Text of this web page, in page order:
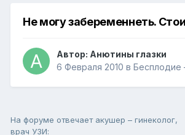
Не могу забеременнеть.
Автор: Анютины глазки
6 Февраля 2010 в Бесплодие
На форуме отвечает акушер – гинеколог,
врач УЗИ: